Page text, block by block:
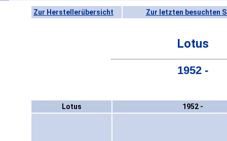
Zur Herstellerübersicht Zur letzten besuchten
Lotus
1952 -
Lotus 1952 -